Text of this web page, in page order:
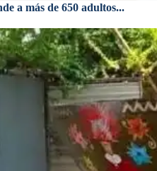
a más de 650 adultos...